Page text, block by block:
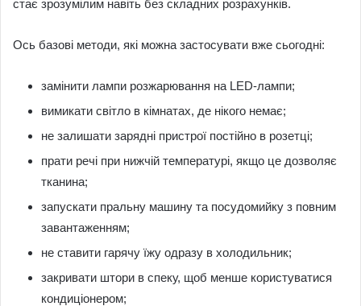
стає зрозумілим навіть без складних розрахунків.
Ось базові методи, які можна застосувати вже сьогодні:
замінити лампи розжарювання на LED-лампи;
вимикати світло в кімнатах, де нікого немає;
не залишати зарядні пристрої постійно в розетці;
прати речі при нижчій температурі, якщо це дозволяє
тканина;
запускати пральну машину та посудомийку з повним
завантаженням;
не ставити гарячу їжу одразу в холодильник;
закривати штори в спеку, щоб менше користуватися
кондиціонером;